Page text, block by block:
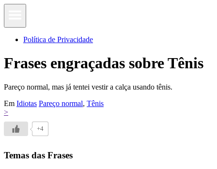
Política de Privacidade
Frases engraçadas sobre Tênis
Pareço normal, mas já tentei vestir a calça usando tênis.
Em Idiotas Pareço normal, Tênis
>
+4
Temas das Frases